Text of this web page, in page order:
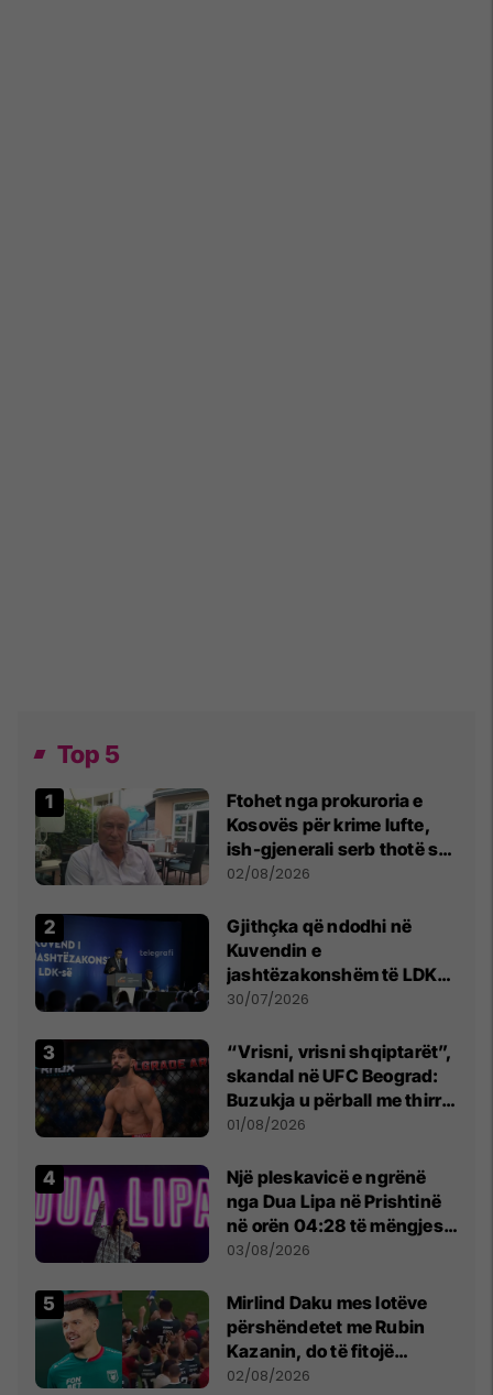
Top 5
Ftohet nga prokuroria e
Kosovës për krime lufte,
ish-gjenerali serb thotë se
dikush e tradhtoi në
02/08/2026
Gjithçka që ndodhi në
Kuvendin e
jashtëzakonshëm të LDK-
së
30/07/2026
“Vrisni, vrisni shqiptarët”,
skandal në UFC Beograd:
Buzukja u përball me thirrje
anti-shqiptare nga
01/08/2026
Një pleskavicë e ngrënë
nga Dua Lipa në Prishtinë
në orën 04:28 të mëngjesit
- dhe bota digjitale serbe
03/08/2026
Mirlind Daku mes lotëve
përshëndetet me Rubin
Kazanin, do të fitojë
miliona te Spartak Moska
02/08/2026